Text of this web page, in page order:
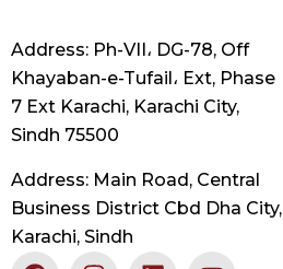
Address: Ph-VII، DG-78, Off
Khayaban-e-Tufail، Ext, Phase
7 Ext Karachi, Karachi City,
Sindh 75500
Address: Main Road, Central
Business District Cbd Dha City,
Karachi, Sindh
F I L Y
X